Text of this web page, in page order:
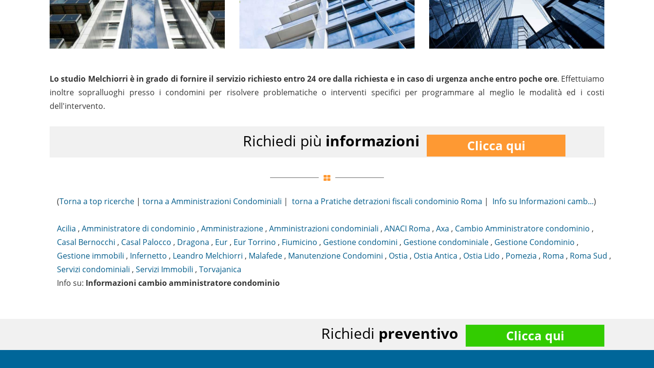
Lo studio Melchiorri è in grado di fornire il servizio richiesto entro 24 ore dalla richiesta e in caso di urgenza anche entro poche ore. Effettuiamo
inoltre sopralluoghi presso i condomini per risolvere problematiche o interventi specifici per programmare al meglio le modalità ed i costi
dell'intervento.
Richiedi più informazioni Clicca qui
(Torna a top ricerche | torna a Amministrazioni Condominiali | torna a Pratiche detrazioni fiscali condominio Roma | Info su Informazioni camb...)
Acilia , Amministratore di condominio , Amministrazione , Amministrazioni condominiali , ANACI Roma , Axa , Cambio Amministratore condominio ,
Casal Bernocchi , Casal Palocco , Dragona , Eur , Eur Torrino , Fiumicino , Gestione condomini , Gestione condominiale , Gestione Condominio ,
Gestione immobili , Infernetto , Leandro Melchiorri , Malafede , Manutenzione Condomini , Ostia , Ostia Antica , Ostia Lido , Pomezia , Roma , Roma Sud ,
Servizi condominiali , Servizi Immobili , Torvajanica
Info su: Informazioni cambio amministratore condominio
Richiedi preventivo Clicca qui